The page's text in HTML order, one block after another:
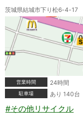
茨城県結城市下り松6-4-17
営業時間
24時間
駐車場 あり 140台
#その他リサイクル